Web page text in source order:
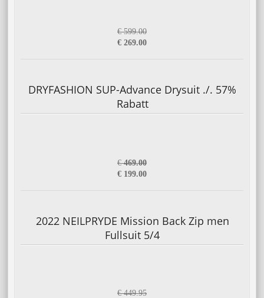
€ 599.00
€ 269.00
DRYFASHION SUP-Advance Drysuit ./. 57%
Rabatt
€469.00
€ 199.00
2022 NEILPRYDE Mission Back Zip men
Fullsuit 5/4
€ 449.95